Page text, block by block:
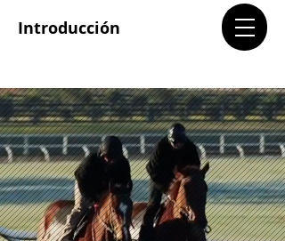
TBMX.ORG
Introducción